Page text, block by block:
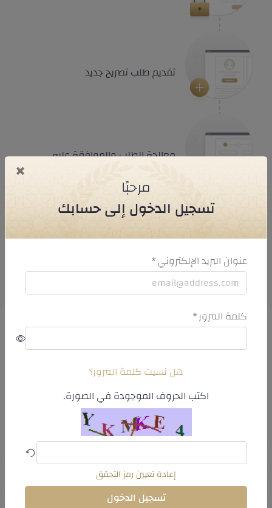
تقديم طلب تصريح جديد
معالجة الطلب والموافقة عليه
تم إصدار التصريح
روابط سريعة
إرسال طلب التصريح في النظام.
مرحبًا
تسجيل الدخول إلى حسابك
×
عنوان البريد الإلكتروني
كلمة المرور
هل نسيت كلمة المرور؟
اكتب الحروف الموجودة في الصورة.
إعادة تعيين رمز التحقق
تسجيل الدخول